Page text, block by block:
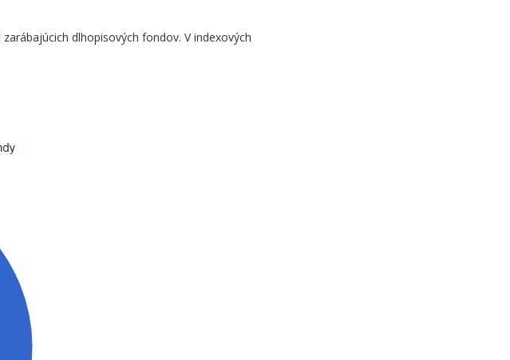
dlhopisových fondov. V indexových